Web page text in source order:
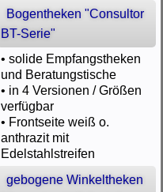
Bogentheken "Consultor
BT-Serie"
• solide Empfangstheken
und Beratungstische
• in 4 Versionen / Größen
verfügbar
• Frontseite weiß o.
anthrazit mit
Edelstahlstreifen
gebogene Winkeltheken